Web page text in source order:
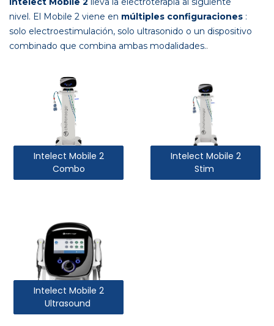
nivel. El Mobile 2 viene en múltiples configuraciones :
solo electroestimulación, solo ultrasonido o un dispositivo
combinado que combina ambas modalidades..
Intelect Mobile 2
Combo
Intelect Mobile 2
Stim
Intelect Mobile 2
Ultrasound